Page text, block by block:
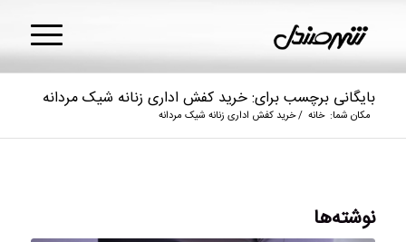
بایگانی برچسب برای: خرید کفش اداری زنانه شیک مردانه
مکان شما: خانه /خرید کفش اداری زنانه شیک مردانه
نوشته‌ها